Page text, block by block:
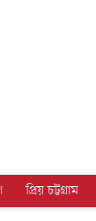
প্রিয় চট্টগ্রাম